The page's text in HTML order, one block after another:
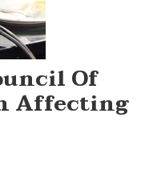
Of
Affecting